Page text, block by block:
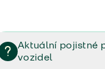
Aktuální pojistné
vozidel